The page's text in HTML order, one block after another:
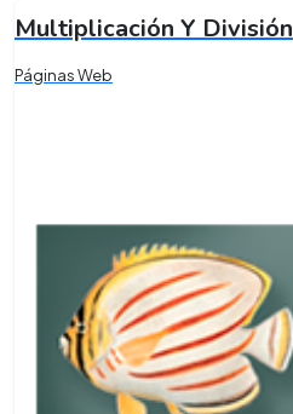
Multiplicación Y División
Páginas Web